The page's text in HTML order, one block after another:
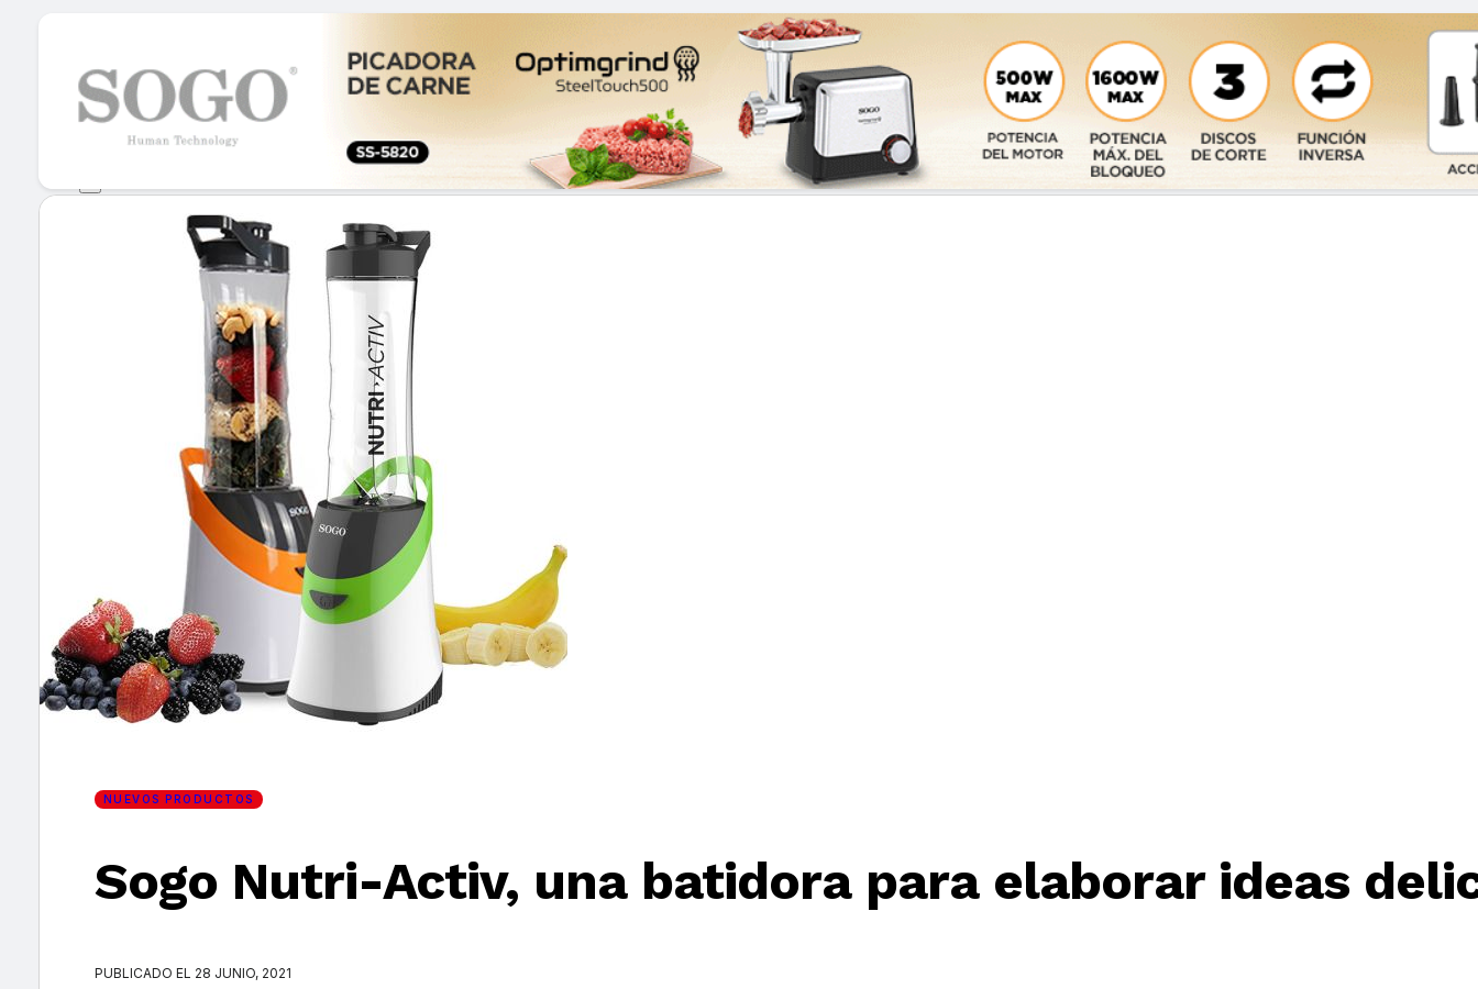
GUÍA DE COMPRA
NUEVOS PRODUCTOS
CONSEJOS TECH
MERCADOS Y TENDENCIAS
HEMEROTECA
Encuentra tu noticia
NUEVOS PRODUCTOS
Sogo Nutri-Activ, una batidora para elaborar ideas
PUBLICADO EL 28 JUNIO, 2021